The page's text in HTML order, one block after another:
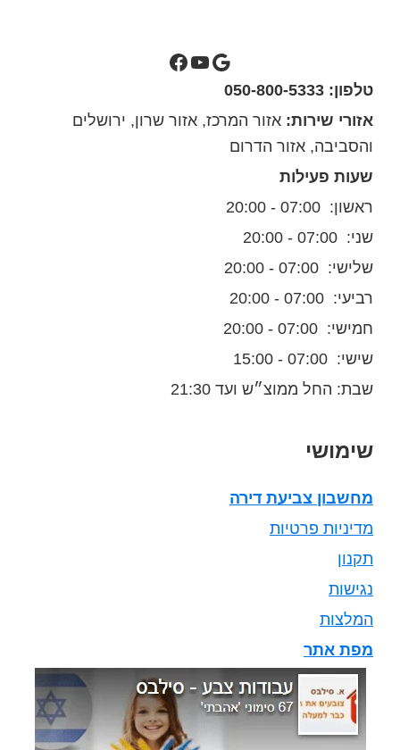
סילבס צבעים בגוגל מפות
ערוץ יוטיוב של סילבס צבעיםסילבס צבעים בפייסבוק
טלפון: 050-800-5333
אזורי שירות: אזור המרכז, אזור שרון, ירושלים
והסביבה, אזור הדרום
שעות פעילות
ראשון: 07:00 - 20:00
שני: 07:00 - 20:00
שלישי: 07:00 - 20:00
רביעי: 07:00 - 20:00
חמישי: 07:00 - 20:00
שישי: 07:00 - 15:00
שבת: החל ממוצ״ש ועד 21:30
שימושי
מחשבון צביעת דירה
מדיניות פרטיות
תקנון
נגישות
המלצות
מפת אתר